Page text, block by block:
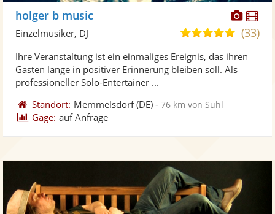
Fotos
holger b music
5,0
5
(33)
Einzelmusiker, DJ
Ihre Veranstaltung ist ein einmaliges Ereignis, das ihren
Gästen lange in positiver Erinnerung bleiben soll. Als
professioneller Solo-Entertainer ...
Standort: Memmelsdorf(DE) -76 km von Suhl
Gage: auf Anfrage